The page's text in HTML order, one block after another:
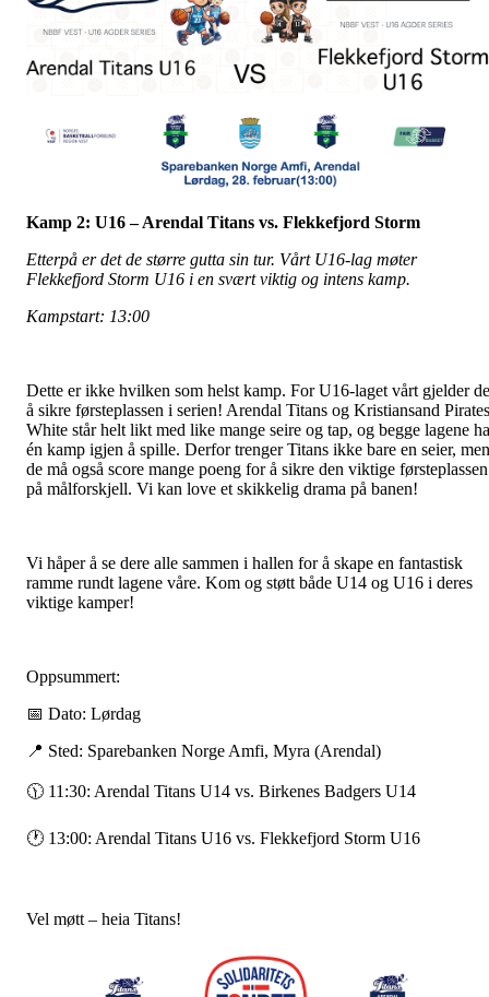
Kamp 2: U16 – Arendal Titans vs. Flekkefjord Storm
Etterpå er det de større gutta sin tur. Vårt U16-lag møter
Flekkefjord Storm U16 i en svært viktig og intens kamp.
Kampstart: 13:00
Dette er ikke hvilken som helst kamp. For U16-laget vårt gjelder
å sikre førsteplassen i serien! Arendal Titans og Kristiansand Pirates
White står helt likt med like mange seire og tap, og begge lagene
én kamp igjen å spille. Derfor trenger Titans ikke bare en seier, men
de må også score mange poeng for å sikre den viktige førsteplassen
på målforskjell. Vi kan love et skikkelig drama på banen!
Vi håper å se dere alle sammen i hallen for å skape en fantastisk
ramme rundt lagene våre. Kom og støtt både U14 og U16 i deres
viktige kamper!
Oppsummert:
📅 Dato: Lørdag
📍 Sted: Sparebanken Norge Amfi, Myra (Arendal)
🕦 11:30: Arendal Titans U14 vs. Birkenes Badgers U14
🕐 13:00: Arendal Titans U16 vs. Flekkefjord Storm U16
Vel møtt – heia Titans!